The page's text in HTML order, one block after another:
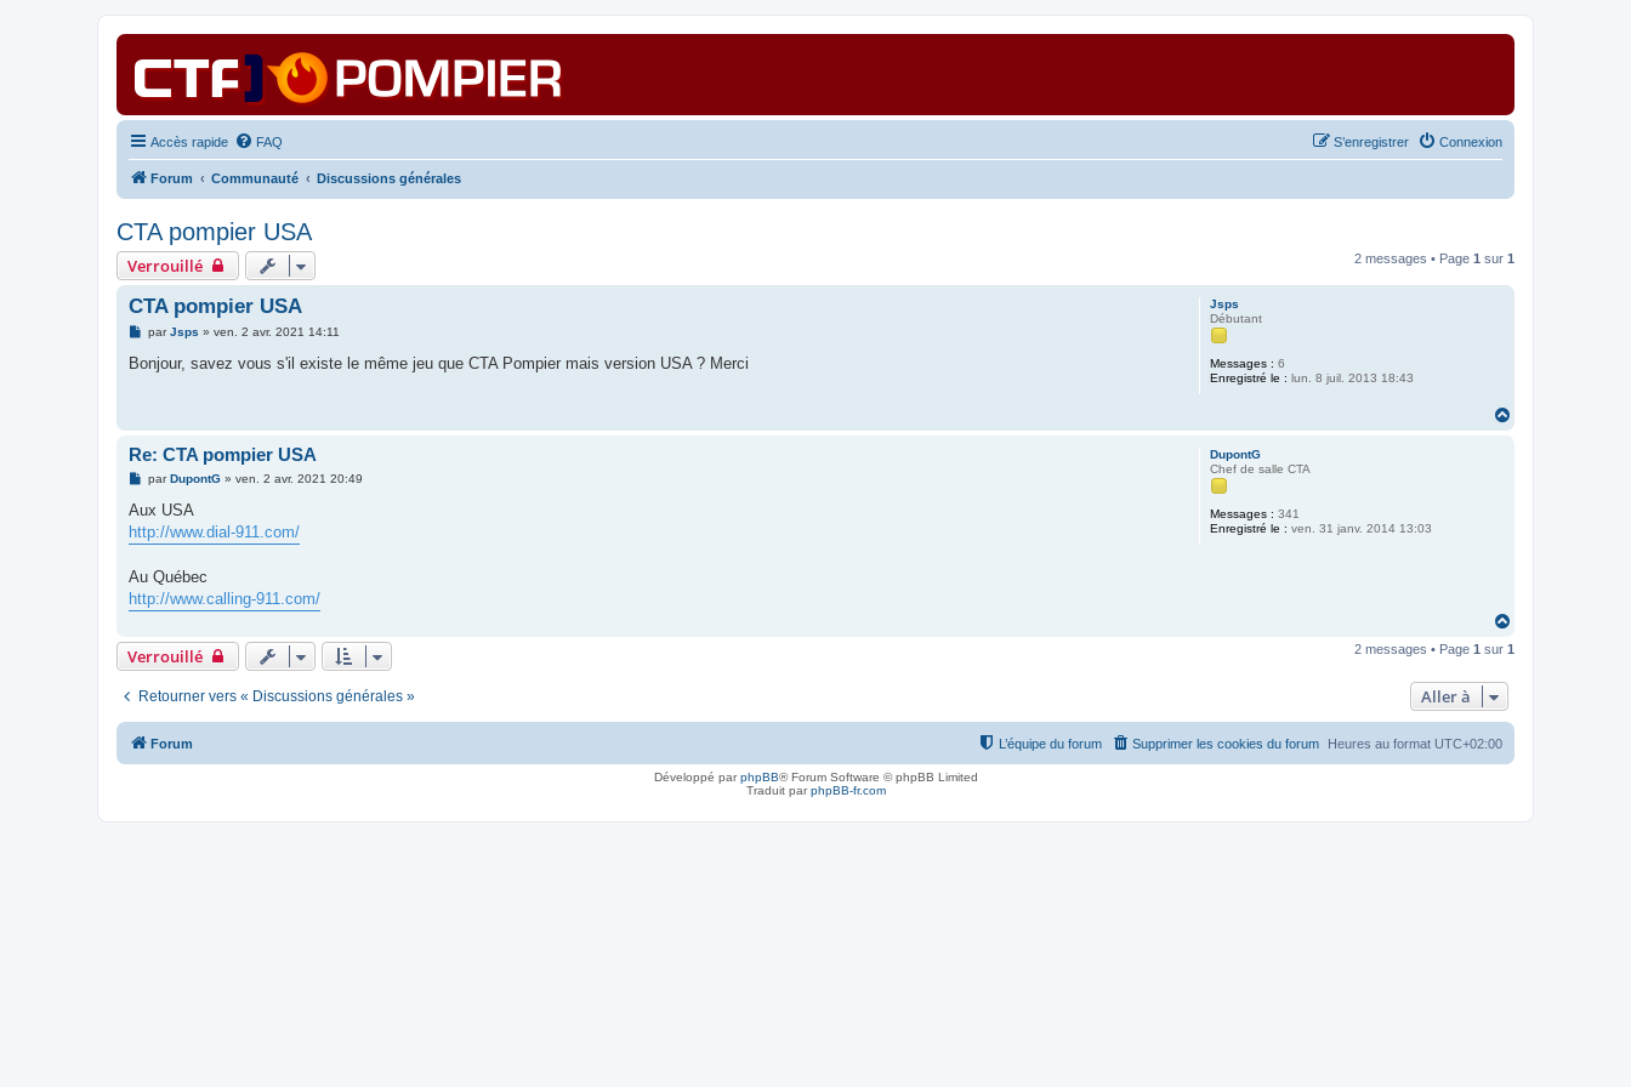
Accès rapide FAQ Connexion
S’enregistrer
Forum Communauté Discussions générales
CTA pompier USA
Verrouillé 2 messages • Page 1 sur 1
Jsps
Débutant
Messages : 6
Enregistré le : lun. 8 juil. 2013 18:43
CTA pompier USA
M
s
parJsps » ven. 2 avr. 2021 14:11
Bonjour, savez vous s'il existe le même jeu que CTA Pompier mais version USA ? Merci
DupontG
Chef de salle CTA
Messages : 341
Enregistré le : ven. 31 janv. 2014 13:03
Re: CTA pompier USA
M
s
a
parDupontG» ven. 2 avr. 2021 20:49
Aux USA
http://www.dial-911.com/
Au Québec
http://www.calling-911.com/
u
Verrouillé 2 messages • Page 1 sur 1
Retourner vers « Discussions générales » Aller à
Forum Heures au format UTC+02:00
Supprimer les cookies du forum
L’équipe du forum
Développé parphpBB® Forum Software © phpBB Limited
Traduit parphpBB-fr.com